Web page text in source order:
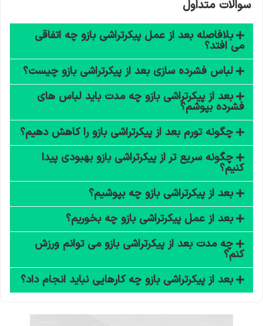
سوالات متداول
بلافاصله بعد از عمل پیکرتراشی بازو چه اتفاقی
می افتد؟
لباس فشرده سازی بعد از پیکرتراشی بازو چیست؟
بعد از پیکرتراشی بازو چه مدت باید لباس های
فشرده بپوشم؟
چگونه تورم بعد از پیکرتراشی بازو را کاهش دهیم؟
چگونه سریع تر از پیکرتراشی بازو بهبودی پیدا
کنیم؟
بعد از پیکرتراشی بازو چه بپوشیم؟
بعد از عمل پیکرتراشی بازو چه بخوریم؟
چه مدت بعد از پیکرتراشی بازو می توانم ورزش
کنم؟
بعد از پیکرتراشی بازو چه کارهایی نباید انجام داد؟